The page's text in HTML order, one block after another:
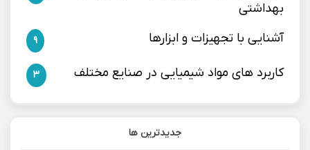
بهداشتی
آشنایی با تجهیزات و ابزارها 9
کاربرد های مواد شیمیایی در صنایع مختلف 3
جدیدترین ها